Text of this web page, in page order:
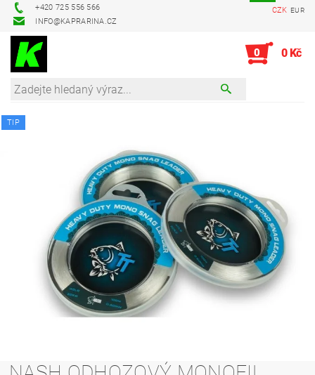
+420 725 556 566
INFO@KAPRARINA.CZ
CZK EUR
0 0 Kč
TIP